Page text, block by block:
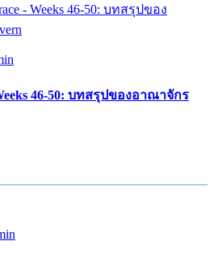
46-50: บทสรุปของอาณาจักร